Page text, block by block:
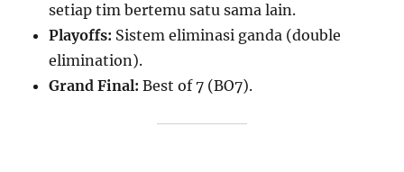
setiap tim bertemu satu sama lain.
Playoffs: Sistem eliminasi ganda (double
elimination).
Grand Final: Best of 7 (BO7).